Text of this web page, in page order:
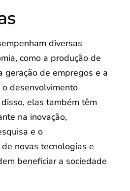
diversas
como a produção de
geração de empregos e a
desenvolvimento
elas também têm
na inovação,
e o
novas tecnologias e
beneficiar a sociedade